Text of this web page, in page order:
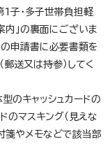
1子・多子世帯負担軽
内」の裏面にございま
の申請書に必要書類を
送又は持参）してく
のキャッシュカードの
のマスキング（見えな
箋やメモなどで該当部